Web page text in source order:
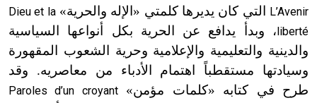
L’Avenir التي كان يديرها كلمتي «الإله والحرية»Dieu et la
liberté ، وبدأ يدافع عن الحرية بكل أنواعها السياسية
والدينية والتعليمية والإعلامية وحرية الشعوب المقهورة
وسيادتها مستقطباً اهتمام الأدباء من معاصريه. وقد
طرح في كتابه «كلمات مؤمن»Paroles d’un croyant